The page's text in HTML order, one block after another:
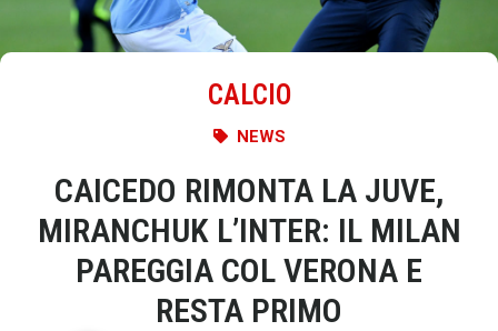
CALCIO
NEWS
CAICEDO RIMONTA LA JUVE,
MIRANCHUK L’INTER: IL MILAN
PAREGGIA COL VERONA E
RESTA PRIMO